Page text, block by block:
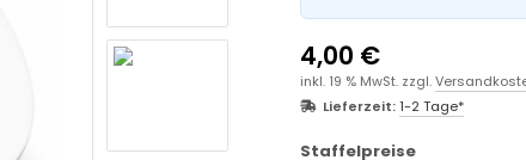
4,00 €
inkl. 19 % MwSt. zzgl.
Lieferzeit:1-2 Tage*
Staffelpreise